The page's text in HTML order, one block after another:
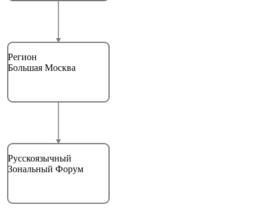
Регион
Большая Москва
Русскоязычный
Зональный Форум